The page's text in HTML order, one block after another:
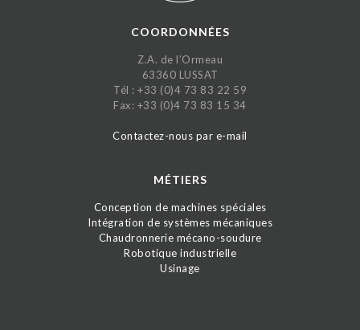
COORDONNÉES
Z.A. de l’Ormeau
63360 LUSSAT
Tél : +33 (0)4 73 83 22 59
Fax: +33 (0)4 73 83 15 34
Contactez-nous par e-mail
MÉTIERS
Conception de machines spéciales
Intégration de systèmes mécaniques
Chaudronnerie mécano-soudure
Robotique industrielle
Usinage